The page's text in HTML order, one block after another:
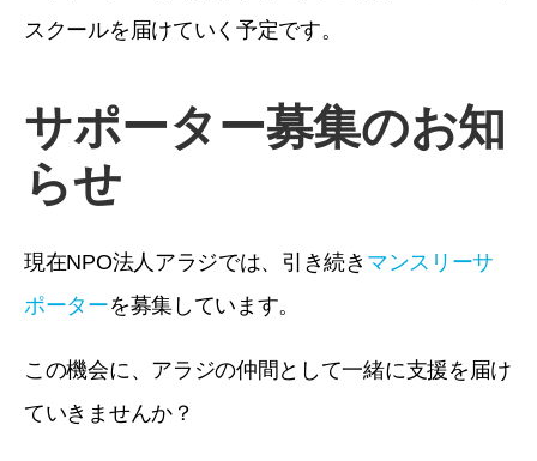
スクールを届けていく予定です。
サポーター募集のお知
らせ
現在NPO法人アラジでは、引き続き マンスリーサ
ポーターを募集しています。
この機会に、アラジの仲間として一緒に支援を届け
ていきませんか？